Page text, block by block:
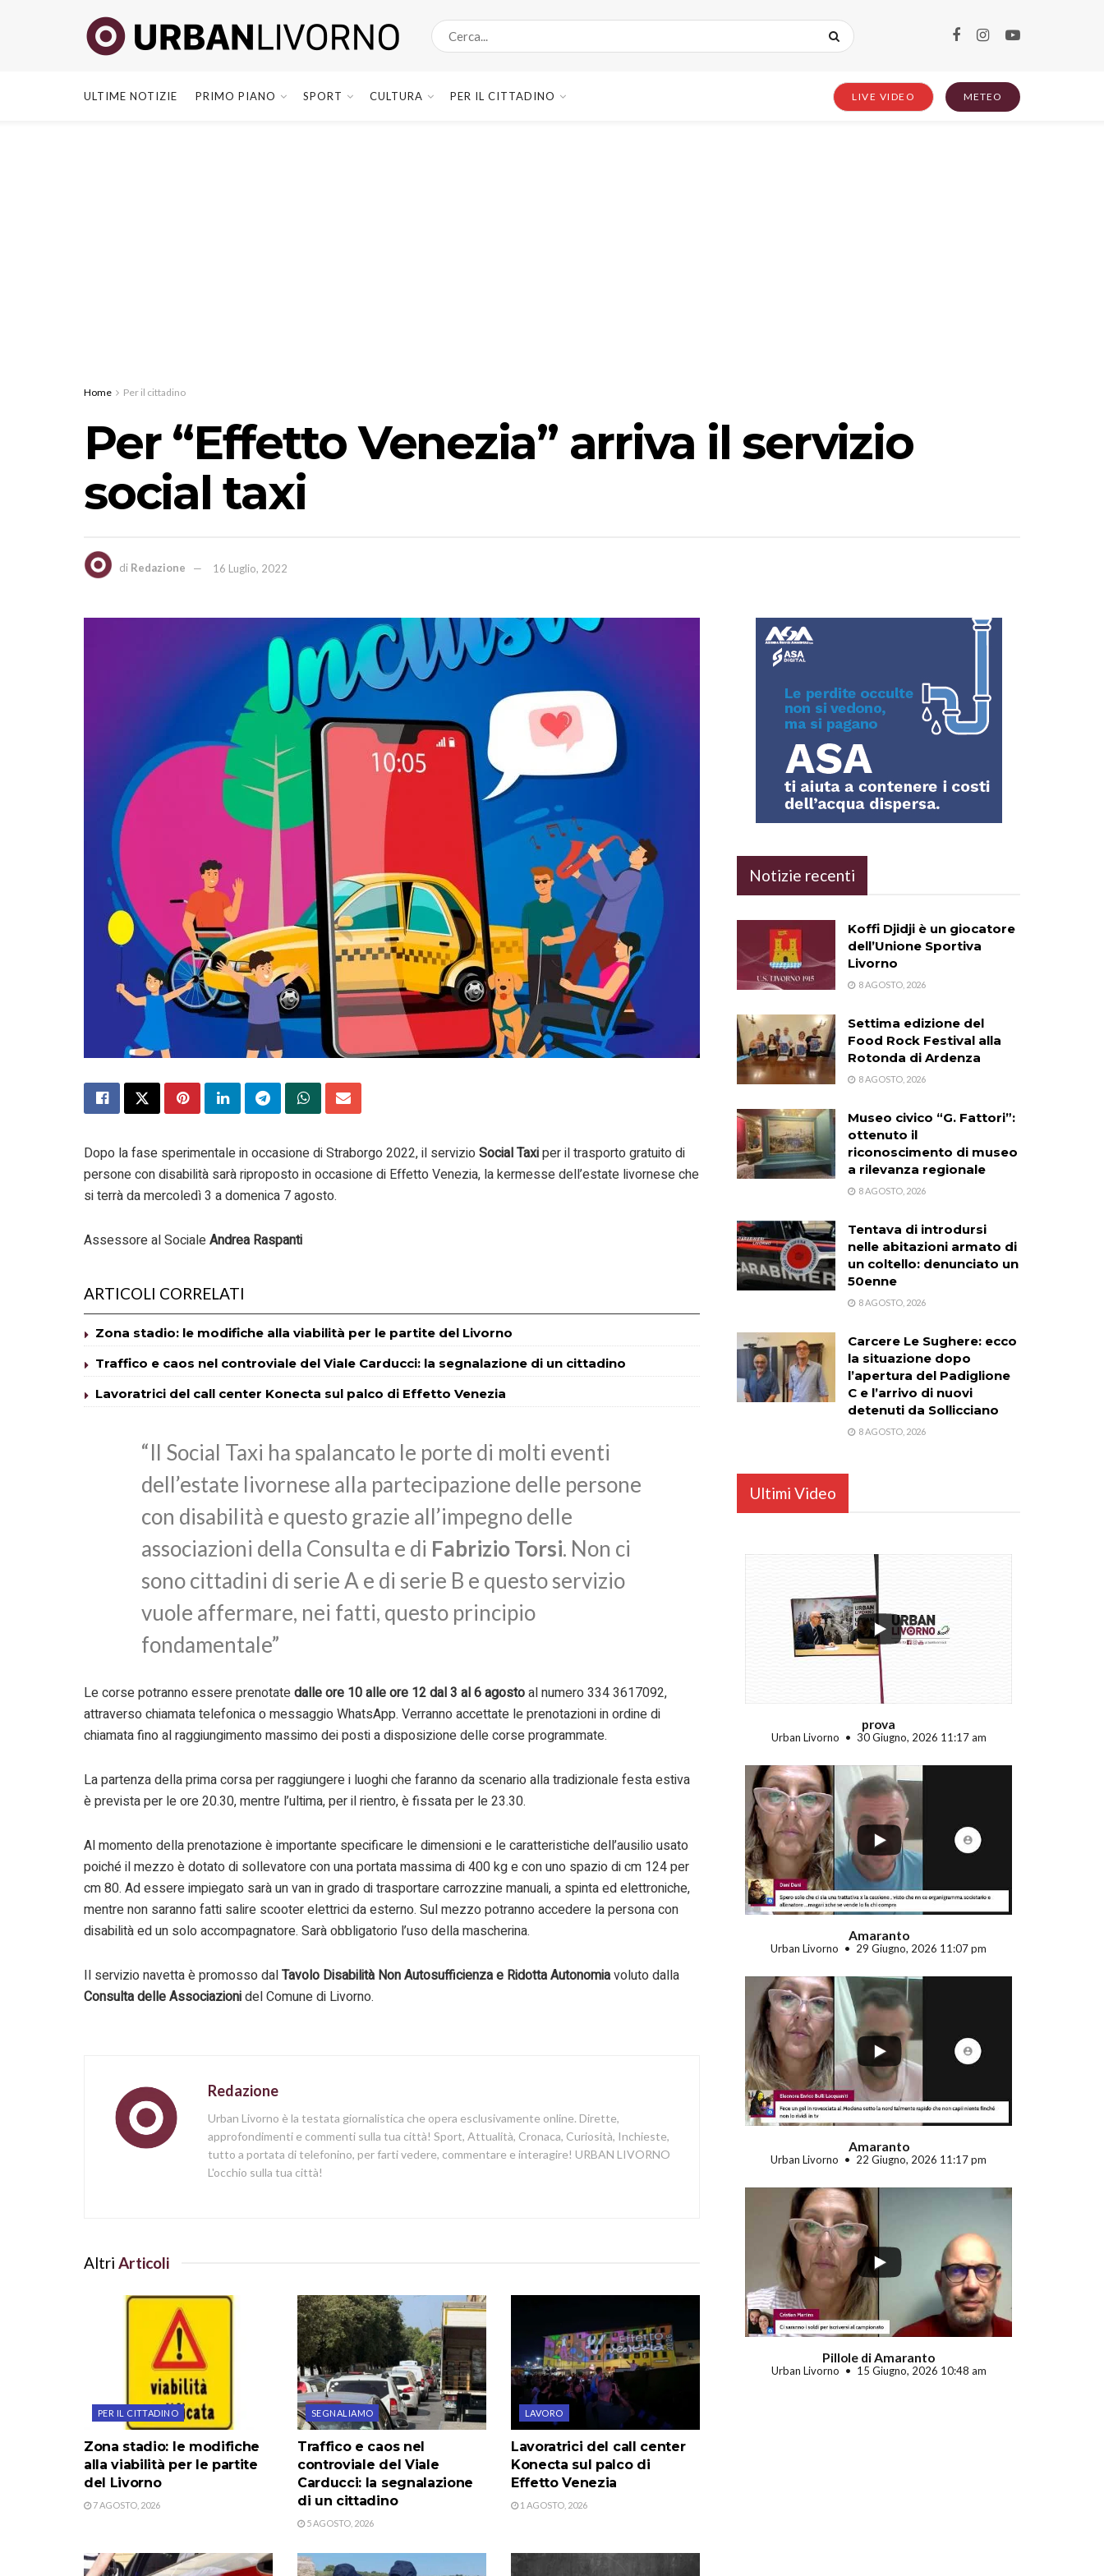
ULTIME NOTIZIE PRIMO PIANO SPORT CULTURA PER IL CITTADINO LIVE VIDEO METEO
Home Per il cittadino
Per “Effetto Venezia” arriva il servizio
social taxi
di Redazione 16 Luglio, 2022
Dopo la fase sperimentale in occasione di Straborgo 2022, il servizioSocial Taxiper il trasporto gratuito di
persone con disabilità sarà riproposto in occasione di Effetto Venezia, la kermesse dell’estate livornese che
si terrà da mercoledì 3 a domenica 7 agosto.
Assessore al SocialeAndrea Raspanti
ARTICOLI CORRELATI
Zona stadio: le modifiche alla viabilità per le partite del Livorno
Traffico e caos nel controviale del Viale Carducci: la segnalazione di un cittadino
Lavoratrici del call center Konecta sul palco di Effetto Venezia
“Il Social Taxi ha spalancato le porte di molti eventi
dell’estate livornese alla partecipazione delle persone
con disabilità e questo grazie all’impegno delle
associazioni della Consulta e di Fabrizio Torsi. Non ci
sono cittadini di serie A e di serie B e questo servizio
vuole affermare, nei fatti, questo principio
fondamentale”
Le corse potranno essere prenotatedalle ore 10 alle ore 12 dal 3 al 6 agostoal numero 334 3617092,
attraverso chiamata telefonica o messaggio WhatsApp. Verranno accettate le prenotazioni in ordine di
chiamata fino al raggiungimento massimo dei posti a disposizione delle corse programmate.
La partenza della prima corsa per raggiungere i luoghi che faranno da scenario alla tradizionale festa estiva
è prevista per le ore 20.30, mentre l’ultima, per il rientro, è fissata per le 23.30.
Al momento della prenotazione è importante specificare le dimensioni e le caratteristiche dell’ausilio usato
poiché il mezzo è dotato di sollevatore con una portata massima di 400 kg e con uno spazio di cm 124 per
cm 80. Ad essere impiegato sarà un van in grado di trasportare carrozzine manuali, a spinta ed elettroniche,
mentre non saranno fatti salire scooter elettrici da esterno. Sul mezzo potranno accedere la persona con
disabilità ed un solo accompagnatore. Sarà obbligatorio l’uso della mascherina.
Il servizio navetta è promosso dalTavolo Disabilità Non Autosufficienza e Ridotta Autonomiavoluto dalla
Consulta delle Associazionidel Comune di Livorno.
Redazione
Urban Livorno è la testata giornalistica che opera esclusivamente online. Dirette,
approfondimenti e commenti sulla tua città! Sport, Attualità, Cronaca, Curiosità, Inchieste,
tutto a portata di telefonino, per farti vedere, commentare e interagire! URBAN LIVORNO
L'occhio sulla tua città!
Altri Articoli
PER IL CITTADINO
Zona stadio: le modifiche
alla viabilità per le partite
del Livorno
7 AGOSTO, 2026
SEGNALIAMO
Traffico e caos nel
controviale del Viale
Carducci: la segnalazione
di un cittadino
5 AGOSTO, 2026
LAVORO
Lavoratrici del call center
Konecta sul palco di
Effetto Venezia
1 AGOSTO, 2026
Notizie recenti
Koffi Djidji è un giocatore
dell’Unione Sportiva
Livorno
8 AGOSTO, 2026
Settima edizione del
Food Rock Festival alla
Rotonda di Ardenza
8 AGOSTO, 2026
Museo civico “G. Fattori”:
ottenuto il
riconoscimento di museo
a rilevanza regionale
8 AGOSTO, 2026
Tentava di introdursi
nelle abitazioni armato di
un coltello: denunciato un
50enne
8 AGOSTO, 2026
Carcere Le Sughere: ecco
la situazione dopo
l’apertura del Padiglione
C e l’arrivo di nuovi
detenuti da Sollicciano
8 AGOSTO, 2026
Ultimi Video
...
prova
Urban Livorno 30 Giugno, 2026 11:17 am
...
Amaranto
Urban Livorno 29 Giugno, 2026 11:07 pm
...
Amaranto
Urban Livorno 22 Giugno, 2026 11:17 pm
Pillole di Amaranto
Urban Livorno 15 Giugno, 2026 10:48 am